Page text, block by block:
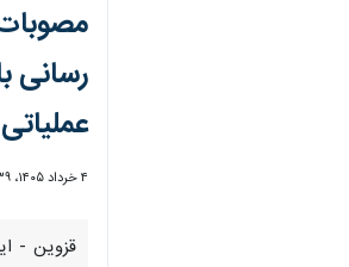
رسانی
۴ خرداد ۱۴۰۵، ۱۰:۳۹
قزوین -